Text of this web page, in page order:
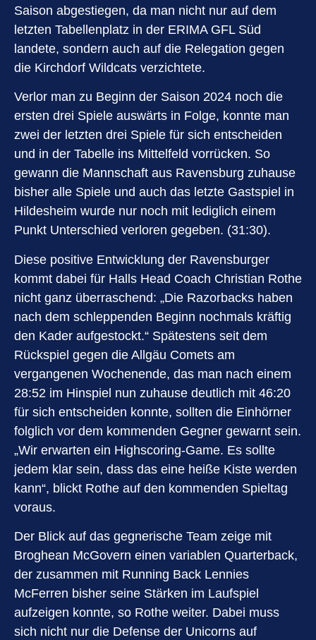
Saison abgestiegen, da man nicht nur auf dem
letzten Tabellenplatz in der ERIMA GFL Süd
landete, sondern auch auf die Relegation gegen
die Kirchdorf Wildcats verzichtete.
Verlor man zu Beginn der Saison 2024 noch die
ersten drei Spiele auswärts in Folge, konnte man
zwei der letzten drei Spiele für sich entscheiden
und in der Tabelle ins Mittelfeld vorrücken. So
gewann die Mannschaft aus Ravensburg zuhause
bisher alle Spiele und auch das letzte Gastspiel in
Hildesheim wurde nur noch mit lediglich einem
Punkt Unterschied verloren gegeben. (31:30).
Diese positive Entwicklung der Ravensburger
kommt dabei für Halls Head Coach Christian Rothe
nicht ganz überraschend: „Die Razorbacks haben
nach dem schleppenden Beginn nochmals kräftig
den Kader aufgestockt.“ Spätestens seit dem
Rückspiel gegen die Allgäu Comets am
vergangenen Wochenende, das man nach einem
28:52 im Hinspiel nun zuhause deutlich mit 46:20
für sich entscheiden konnte, sollten die Einhörner
folglich vor dem kommenden Gegner gewarnt sein.
„Wir erwarten ein Highscoring-Game. Es sollte
jedem klar sein, dass das eine heiße Kiste werden
kann“, blickt Rothe auf den kommenden Spieltag
voraus.
Der Blick auf das gegnerische Team zeige mit
Broghean McGovern einen variablen Quarterback,
der zusammen mit Running Back Lennies
McFerren bisher seine Stärken im Laufspiel
aufzeigen konnte, so Rothe weiter. Dabei muss
sich nicht nur die Defense der Unicorns auf